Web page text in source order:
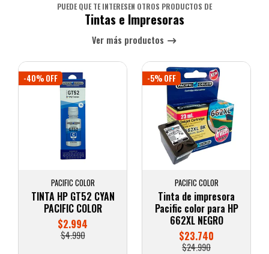
PUEDE QUE TE INTERESEN OTROS PRODUCTOS DE
Tintas e Impresoras
Ver más productos
-40% OFF
PACIFIC COLOR
TINTA HP GT52 CYAN
PACIFIC COLOR
$2.994
$4.990
-5% OFF
PACIFIC COLOR
Tinta de impresora
Pacific color para HP
662XL NEGRO
$23.740
$24.990